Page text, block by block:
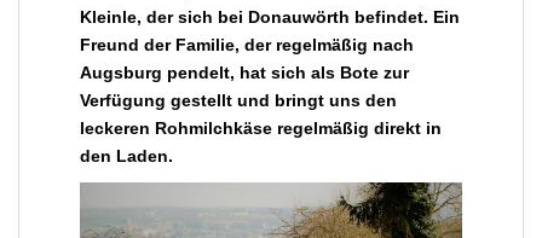
Kleinle, der sich bei Donauwörth befindet. Ein
Freund der Familie, der regelmäßig nach
Augsburg pendelt, hat sich als Bote zur
Verfügung gestellt und bringt uns den
leckeren Rohmilchkäse regelmäßig direkt in
den Laden.